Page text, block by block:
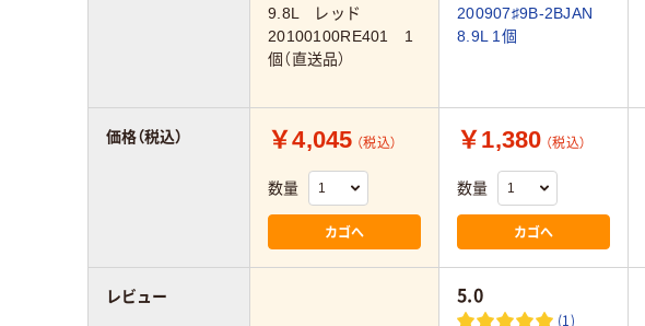
9.8L レッド
20100100RE401 1
個（直送品）
200907♯9B-2BJAN
8.9L 1個
￥4,045 （税込）
数量
カゴへ
￥1,380 （税込）
数量
カゴへ
5.0
(1)
価格（税込）
レビュー